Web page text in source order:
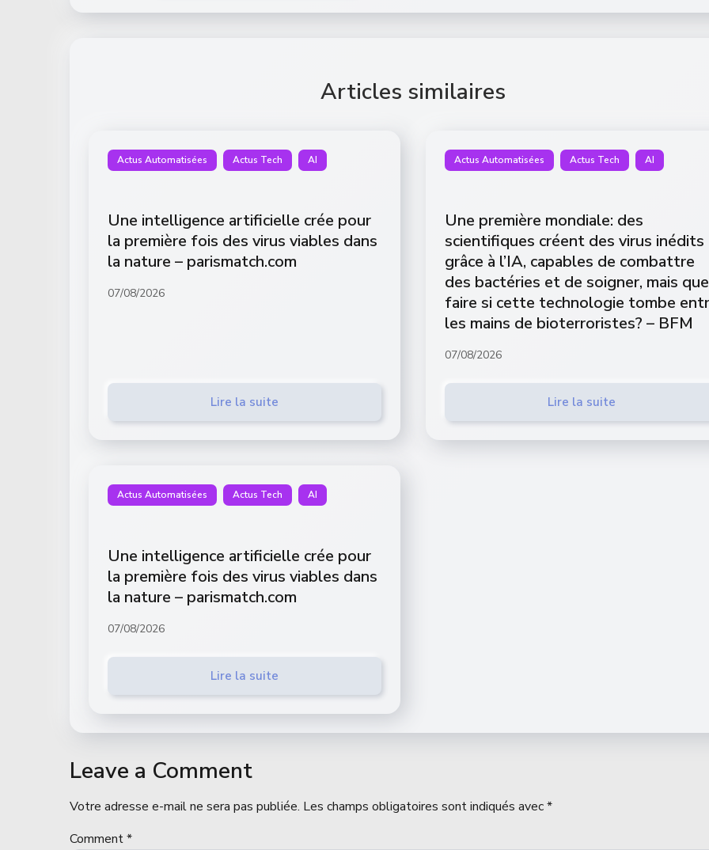
Articles similaires
Actus Automatisées Actus Tech AI
Une intelligence artificielle crée pour
la première fois des virus viables dans
la nature – parismatch.com
07/08/2026
Lire la suite
Actus Automatisées Actus Tech AI
Une première mondiale: des
scientifiques créent des virus inédits
grâce à l’IA, capables de combattre
des bactéries et de soigner, mais que
faire si cette technologie tombe
les mains de bioterroristes? – BFM
07/08/2026
Lire la suite
Actus Automatisées Actus Tech AI
Une intelligence artificielle crée pour
la première fois des virus viables dans
la nature – parismatch.com
07/08/2026
Lire la suite
Leave a Comment
Votre adresse e-mail ne sera pas publiée. Les champs obligatoires sont indiqués avec*
Comment*